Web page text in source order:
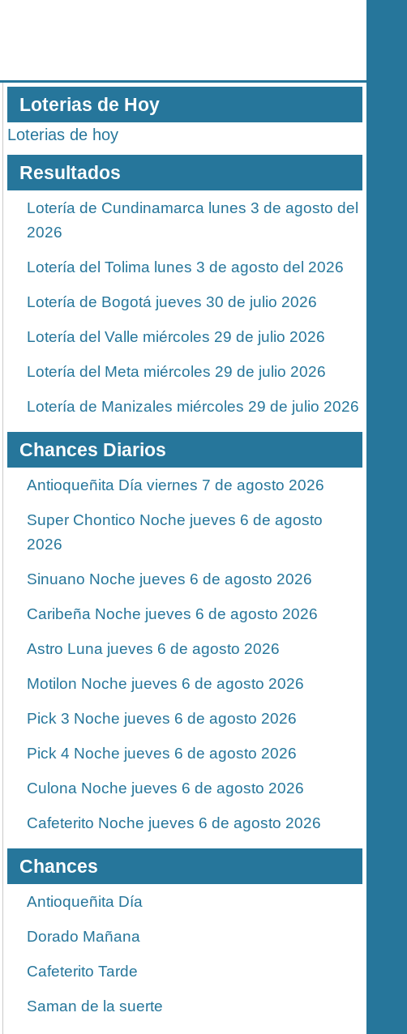
Loterias de Hoy
Loterias de hoy
Resultados
Lotería de Cundinamarca lunes 3 de agosto del
2026
Lotería del Tolima lunes 3 de agosto del 2026
Lotería de Bogotá jueves 30 de julio 2026
Lotería del Valle miércoles 29 de julio 2026
Lotería del Meta miércoles 29 de julio 2026
Lotería de Manizales miércoles 29 de julio 2026
Chances Diarios
Antioqueñita Día viernes 7 de agosto 2026
Super Chontico Noche jueves 6 de agosto
2026
Sinuano Noche jueves 6 de agosto 2026
Caribeña Noche jueves 6 de agosto 2026
Astro Luna jueves 6 de agosto 2026
Motilon Noche jueves 6 de agosto 2026
Pick 3 Noche jueves 6 de agosto 2026
Pick 4 Noche jueves 6 de agosto 2026
Culona Noche jueves 6 de agosto 2026
Cafeterito Noche jueves 6 de agosto 2026
Chances
Antioqueñita Día
Dorado Mañana
Cafeterito Tarde
Saman de la suerte